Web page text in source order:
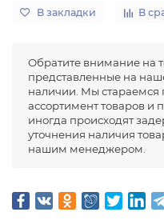
В закладки В
Обратите внимание на
представленные на
наличии. Мы
ассортимент товаров и
иногда происходят
уточнения наличия
нашим менеджером.